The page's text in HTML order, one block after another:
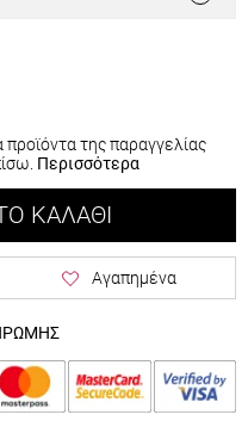
της παραγγελίας
Περισσότερα
ΚΑΛΆΘΙ
Αγαπημένα